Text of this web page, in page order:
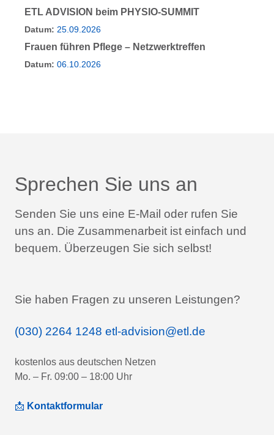
ETL ADVISION beim PHYSIO-SUMMIT
Datum: 25.09.2026
Frauen führen Pflege – Netzwerktreffen
Datum: 06.10.2026
Sprechen Sie uns an
Senden Sie uns eine E-Mail oder rufen Sie
uns an. Die Zusammenarbeit ist einfach und
bequem. Überzeugen Sie sich selbst!
Sie haben Fragen zu unseren Leistungen?
(030) 2264 1248 etl-advision@etl.de
kostenlos aus deutschen Netzen
Mo. – Fr. 09:00 – 18:00 Uhr
📩 Kontaktformular